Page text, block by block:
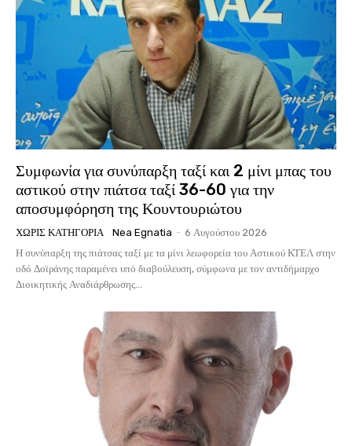
Συμφωνία για συνύπαρξη ταξί και 2 μίνι μπας του
αστικού στην πιάτσα ταξί 36-60 για την
αποσυμφόρηση της Κουντουριώτου
ΧΩΡΊΣ ΚΑΤΗΓΟΡΊΑ Nea Egnatia - 6 Αυγούστου 2026
Η συνύπαρξη της πιάτσας ταξί με τα μίνι λεωφορεία του Αστικού ΚΤΕΛ στην
οδό Δοϊράνης παραμένει υπό διαβούλευση, σύμφωνα με τον αντιδήμαρχο
Διοικητικής Αναδιάρθρωσης...